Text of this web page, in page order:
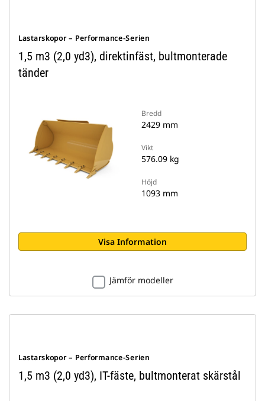
Lastarskopor – Performance-Serien
1,5 m3 (2,0 yd3), direktinfäst, bultmonterade
tänder
Bredd
2429 mm
Vikt
576.09 kg
Höjd
1093 mm
Visa Information
Jämför modeller
Lastarskopor – Performance-Serien
1,5 m3 (2,0 yd3), IT-fäste, bultmonterat skärstål